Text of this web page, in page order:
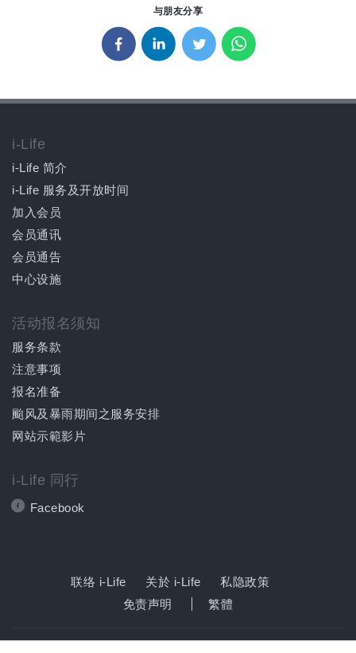
与朋友分享
i-Life
i-Life 简介
i-Life 服务及开放时间
加入会员
会员通讯
会员通告
中心设施
活动报名须知
服务条款
注意事项
报名准备
颱风及暴雨期间之服务安排
网站示範影片
i-Life 同行
Facebook
联络 i-Life 关於 i-Life
私隐政策
免责声明
繁體